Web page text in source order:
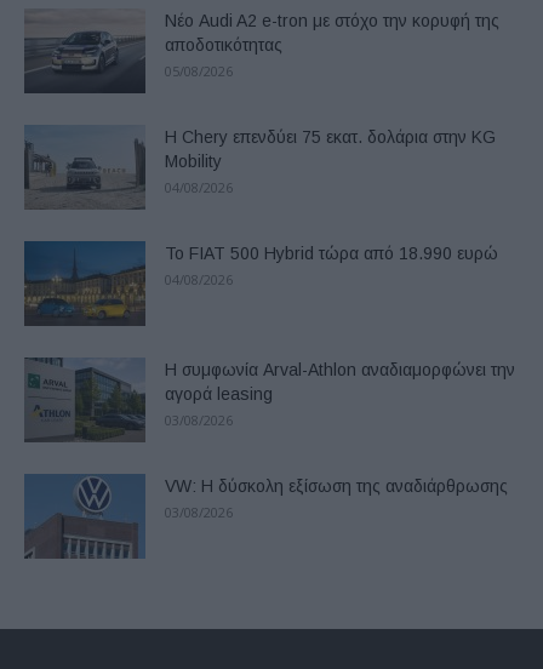
Νέο Audi A2 e-tron με στόχο την κορυφή της
αποδοτικότητας
05/08/2026
Η Chery επενδύει 75 εκατ. δολάρια στην KG
Mobility
04/08/2026
Το FIAT 500 Hybrid τώρα από 18.990 ευρώ
04/08/2026
Η συμφωνία Arval-Athlon αναδιαμορφώνει την
αγορά leasing
03/08/2026
VW: Η δύσκολη εξίσωση της αναδιάρθρωσης
03/08/2026